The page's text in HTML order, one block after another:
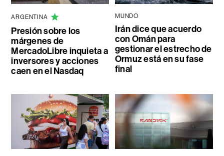
ARGENTINA
Presión sobre los
márgenes de
MercadoLibre inquieta a
inversores y acciones
caen en el Nasdaq
MUNDO
Irán dice que acuerdo
con Omán para
gestionar el estrecho de
Ormuz está en su fase
final